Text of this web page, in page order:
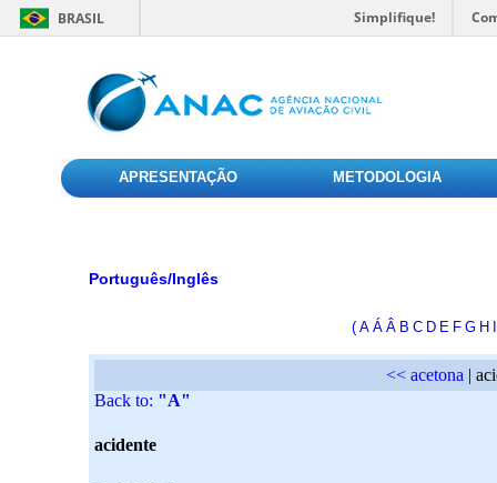
BRASIL Simplifique!
APRESENTAÇÃO METODOLOGIA
Português/Inglês
( A Á Â B C D E F G H
<< acetona |
Back to: "A"
acidente